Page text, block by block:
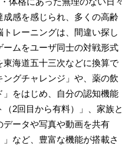
感を感じられ、多くの高齢
レーニングは、間違い探し
ムをユーザ同士の対戦形式
海道五十三次などに換算で
グチャレンジ」や、薬の飲
をはじめ、自分の認知機能
2回目から有料）」、家族と
データや写真や動画を共有
」など、豊富な機能が搭載さ